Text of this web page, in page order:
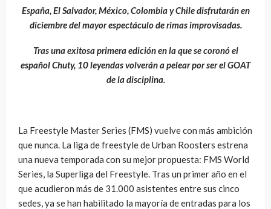
España, El Salvador, México, Colombia y Chile disfrutarán en
diciembre del mayor espectáculo de rimas improvisadas.
Tras una exitosa primera edición en la que se coronó el
español Chuty, 10 leyendas volverán a pelear por ser el GOAT
de la disciplina.
La Freestyle Master Series (FMS) vuelve con más ambición
que nunca. La liga de freestyle de Urban Roosters estrena
una nueva temporada con su mejor propuesta: FMS World
Series, la Superliga del Freestyle. Tras un primer año en el
que acudieron más de 31.000 asistentes entre sus cinco
sedes, ya se han habilitado la mayoría de entradas para los